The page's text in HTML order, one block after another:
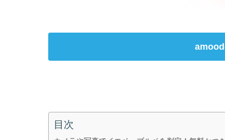
目次